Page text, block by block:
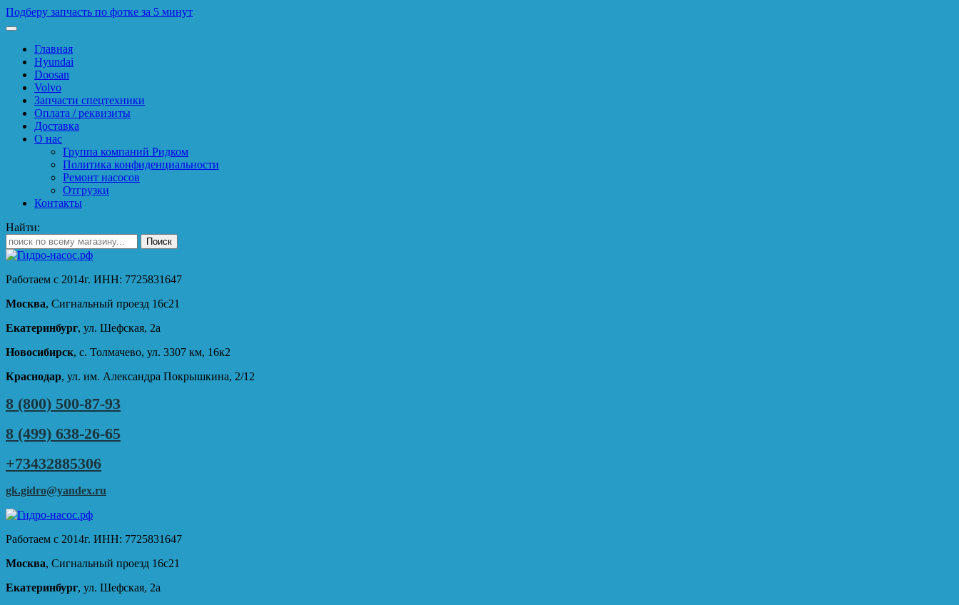
Подберу запчасть по фотке за 5 минут
Главная
Hyundai
Doosan
Volvo
Запчасти спецтехники
Оплата / реквизиты
Доставка
О нас
Группа компаний Ридком
Политика конфиденциальности
Ремонт насосов
Отгрузки
Контакты
Найти:
Работаем с 2014г. ИНН: 7725831647
Москва, Сигнальный проезд 16с21
Екатеринбург, ул. Шефская, 2а
Новосибирск, с. Толмачево, ул. 3307 км, 16к2
Краснодар, ул. им. Александра Покрышкина, 2/12
8 (800) 500-87-93
8 (499) 638-26-65
+73432885306
gk.gidro@yandex.ru
Работаем с 2014г. ИНН: 7725831647
Москва, Сигнальный проезд 16с21
Екатеринбург, ул. Шефская, 2а